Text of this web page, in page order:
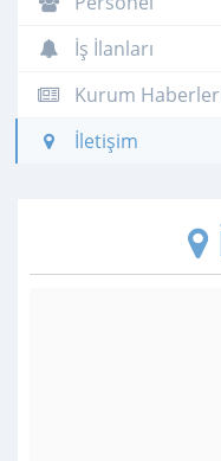
İş İlanları
Kurum
İletişim